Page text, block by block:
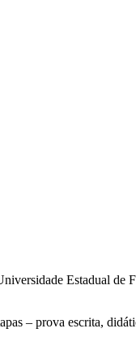
Estadual de
– prova escrita,